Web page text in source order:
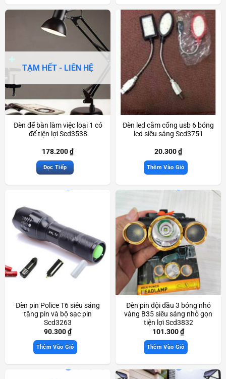
TẠM HẾT - LIÊN HỆ
Đèn để bàn làm việc loại 1 có
đế tiện lợi Scd3538
178.200₫
Đọc Tiếp
Đèn led cắm cổng usb 6 bóng
led siêu sáng Scd3751
20.300₫
Thêm Vào Giỏ
Đèn pin Police T6 siêu sáng
tặng pin và bộ sạc pin
Scd3263
90.300₫
Thêm Vào Giỏ
Đèn pin đội đầu 3 bóng nhỏ
vàng B35 siêu sáng nhỏ gọn
tiện lợi Scd3832
101.300₫
Thêm Vào Giỏ